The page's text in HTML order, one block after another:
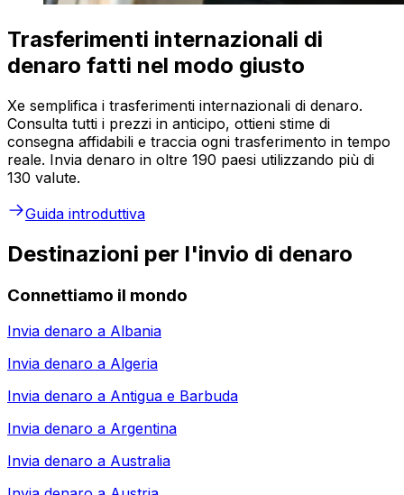
Trasferimenti internazionali di
denaro fatti nel modo giusto
Xe semplifica i trasferimenti internazionali di denaro.
Consulta tutti i prezzi in anticipo, ottieni stime di
consegna affidabili e traccia ogni trasferimento in tempo
reale. Invia denaro in oltre 190 paesi utilizzando più di
130 valute.
Guida introduttiva
Destinazioni per l'invio di denaro
Connettiamo il mondo
Invia denaro a Albania
Invia denaro a Algeria
Invia denaro a Antigua e Barbuda
Invia denaro a Argentina
Invia denaro a Australia